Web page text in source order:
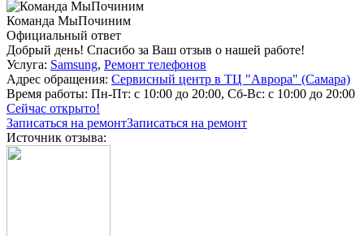
Команда МыПочиним
Официальный ответ
Добрый день! Спасибо за Ваш отзыв о нашей работе!
Услуга: Samsung, Ремонт телефонов
Адрес обращения: Сервисный центр в ТЦ "Аврора" (Самара)
Время работы: Пн-Пт: с 10:00 до 20:00, Сб-Вс: с 10:00 до 20:00
Сейчас открыто!
Записаться на ремонтЗаписаться на ремонт
Источник отзыва: